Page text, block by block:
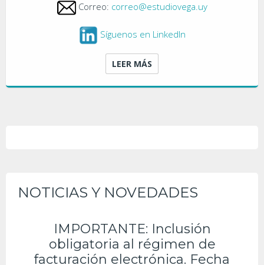
Correo: correo@estudiovega.uy
Síguenos en LinkedIn
LEER MÁS
NOTICIAS Y NOVEDADES
IMPORTANTE: Inclusión
obligatoria al régimen de
facturación electrónica. Fecha